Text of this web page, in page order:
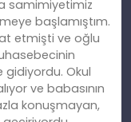
samimiyetimiz
başlamıştım.
etmişti ve oğlu
gidiyordu. Okul
ve babasının
konuşmayan,